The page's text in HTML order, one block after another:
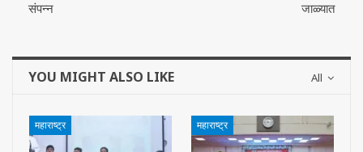
संपन्न
जाळ्यात
All
YOU MIGHT ALSO LIKE
महाराष्ट्र महाराष्ट्र